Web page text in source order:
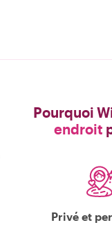
Pourquoi
endroit
Privé et